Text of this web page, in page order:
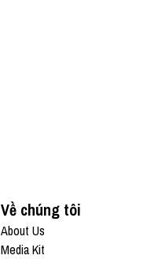
Về chúng tôi
About Us
Media Kit